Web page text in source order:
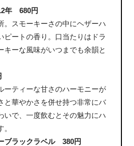
年 680円
。スモーキーさの中にヘザーハ
ピートの香り。口当たりはドラ
キーな風味がいつまでも余韻と
ーティーな甘さのハーモニーが
と華やかさを併せ持つ非常にバ
いで、一度飲むとその魅力にハ
ブラックラベル 380円